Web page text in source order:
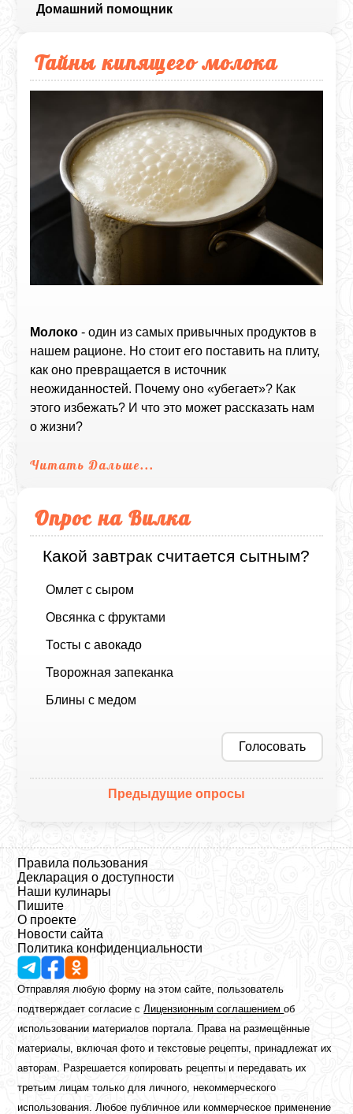
Домашний помощник
Тайны кипящего молока
Молоко - один из самых привычных продуктов в
нашем рационе. Но стоит его поставить на плиту,
как оно превращается в источник
неожиданностей. Почему оно «убегает»? Как
этого избежать? И что это может рассказать нам
о жизни?
Читать Дальше...
Опрос на Вилка
Какой завтрак считается сытным?
Омлет с сыром
Овсянка с фруктами
Тосты с авокадо
Творожная запеканка
Блины с медом
Голосовать
Предыдущие опросы
Правила пользования
Декларация о доступности
Наши кулинары
Пишите
О проекте
Новости сайта
Политика конфиденциальности
Отправляя любую форму на этом сайте, пользователь
подтверждает согласие с Лицензионным соглашениемоб
использовании материалов портала. Права на размещённые
материалы, включая фото и текстовые рецепты, принадлежат их
авторам. Разрешается копировать рецепты и передавать их
третьим лицам только для личного, некоммерческого
использования. Любое публичное или коммерческое применение